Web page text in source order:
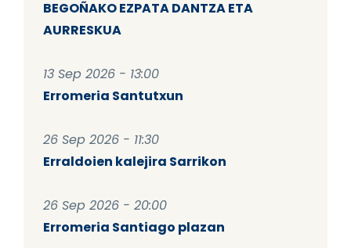
BEGOÑAKO EZPATA DANTZA ETA
AURRESKUA
13 Sep 2026 - 13:00
Erromeria Santutxun
26 Sep 2026 - 11:30
Erraldoien kalejira Sarrikon
26 Sep 2026 - 20:00
Erromeria Santiago plazan